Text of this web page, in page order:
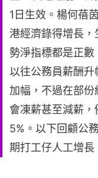
1日生效。楊何蓓
港經濟錄得增長
勢淨指標都是正數
以往公務員薪酬
加幅，不過在部份
會凍薪甚至減薪
5%。以下回顧公
期打工仔人工增長